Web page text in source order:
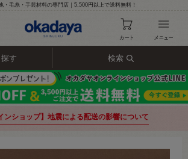
・毛糸・手芸材料の専門店｜5,500円以上で送料無料！
す 検索
ンショップ】地震による配送の影響について